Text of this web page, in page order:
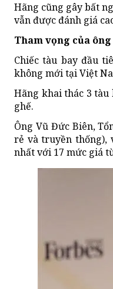
Hãng cũng gây bất
vẫn được đánh giá
Tham vọng của
Chiếc tàu bay đầu
không mới tại Việt
Hãng khai thác 3 tàu
ghế.
Ông Vũ Đức Biên,
rẻ và truyền thống),
nhất với 17 mức giá